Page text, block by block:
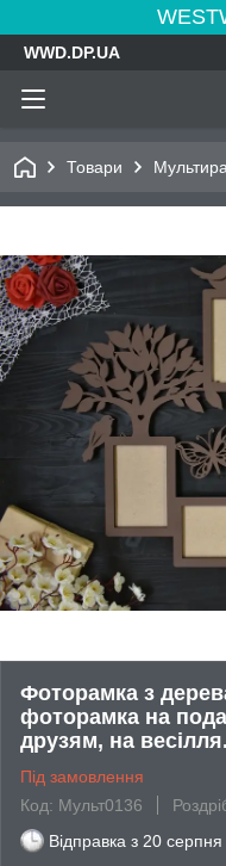
WWD.DP.UA
Товари
Фоторамка з
фоторамка на
друзям, на весілля.
Під замовлення
Код: Мульт0136
Відправка з 20